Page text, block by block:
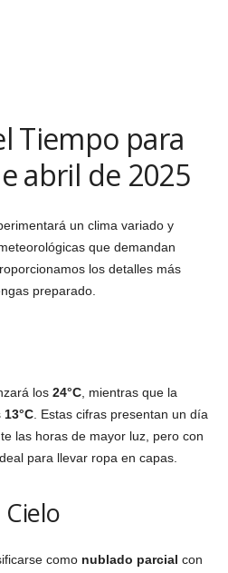
Tiempo para
abril de 2025
un clima variado y
que demandan
los detalles más
preparado.
los 24°C, mientras que la
13°C. Estas cifras presentan un día
las horas de mayor luz, pero con
para llevar ropa en capas.
como nublado parcial con